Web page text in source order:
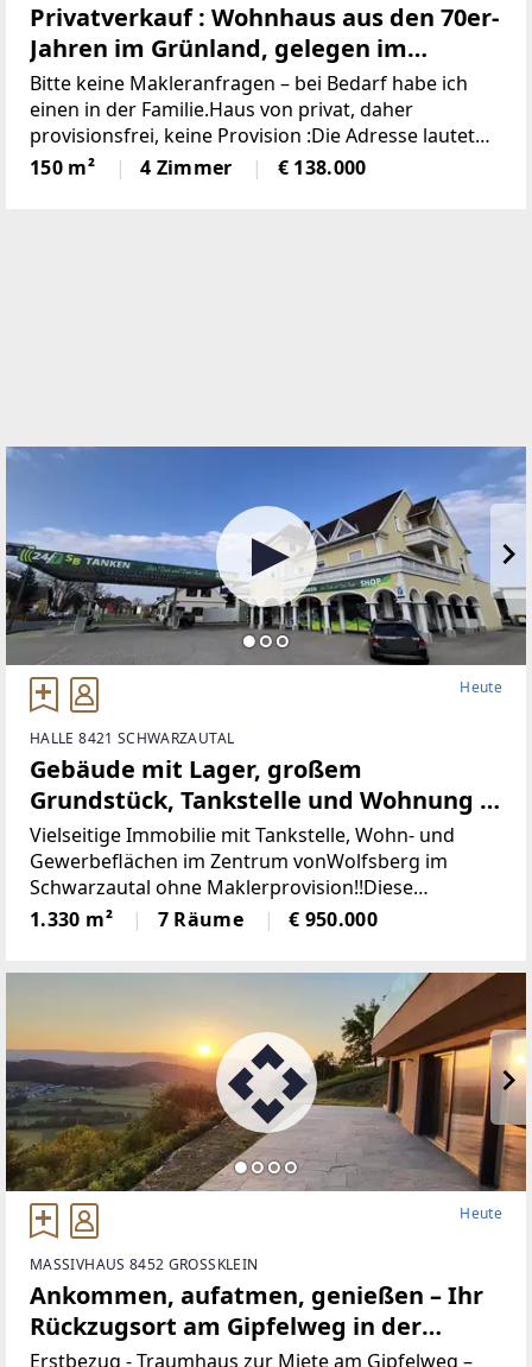
Privatverkauf : Wohnhaus aus den 70er-
Jahren im Grünland, gelegen im
idyllischen Wechselgebiet
(Provisionsfrei)
Bitte keine Makleranfragen – bei Bedarf habe ich
einen in der Familie.Haus von privat, daher
provisionsfrei, keine Provision :Die Adresse lautet
“8243 Pinggau, Wiesenhöf 43“. Achtung : in
manchen Navis(auch
150 m² 4 Zimmer € 138.000
Heute
HALLE 8421 SCHWARZAUTAL
Gebäude mit Lager, großem
Grundstück, Tankstelle und Wohnung in
bester Lage (Provisionsfrei)
Vielseitige Immobilie mit Tankstelle, Wohn- und
Gewerbeflächen im Zentrum vonWolfsberg im
Schwarzautal ohne Maklerprovision!!Diese
gepflegte und äußerst vielseitige Liegenschaft im
Herzen von Wolfsberg imSchwarzautal vereint
1.330 m² 7 Räume € 950.000
Heute
MASSIVHAUS 8452 GROSSKLEIN
Ankommen, aufatmen, genießen – Ihr
Rückzugsort am Gipfelweg in der
Steirischen Weinstraße. Zwischen
Erstbezug - Traumhaus zur Miete am Gipfelweg –